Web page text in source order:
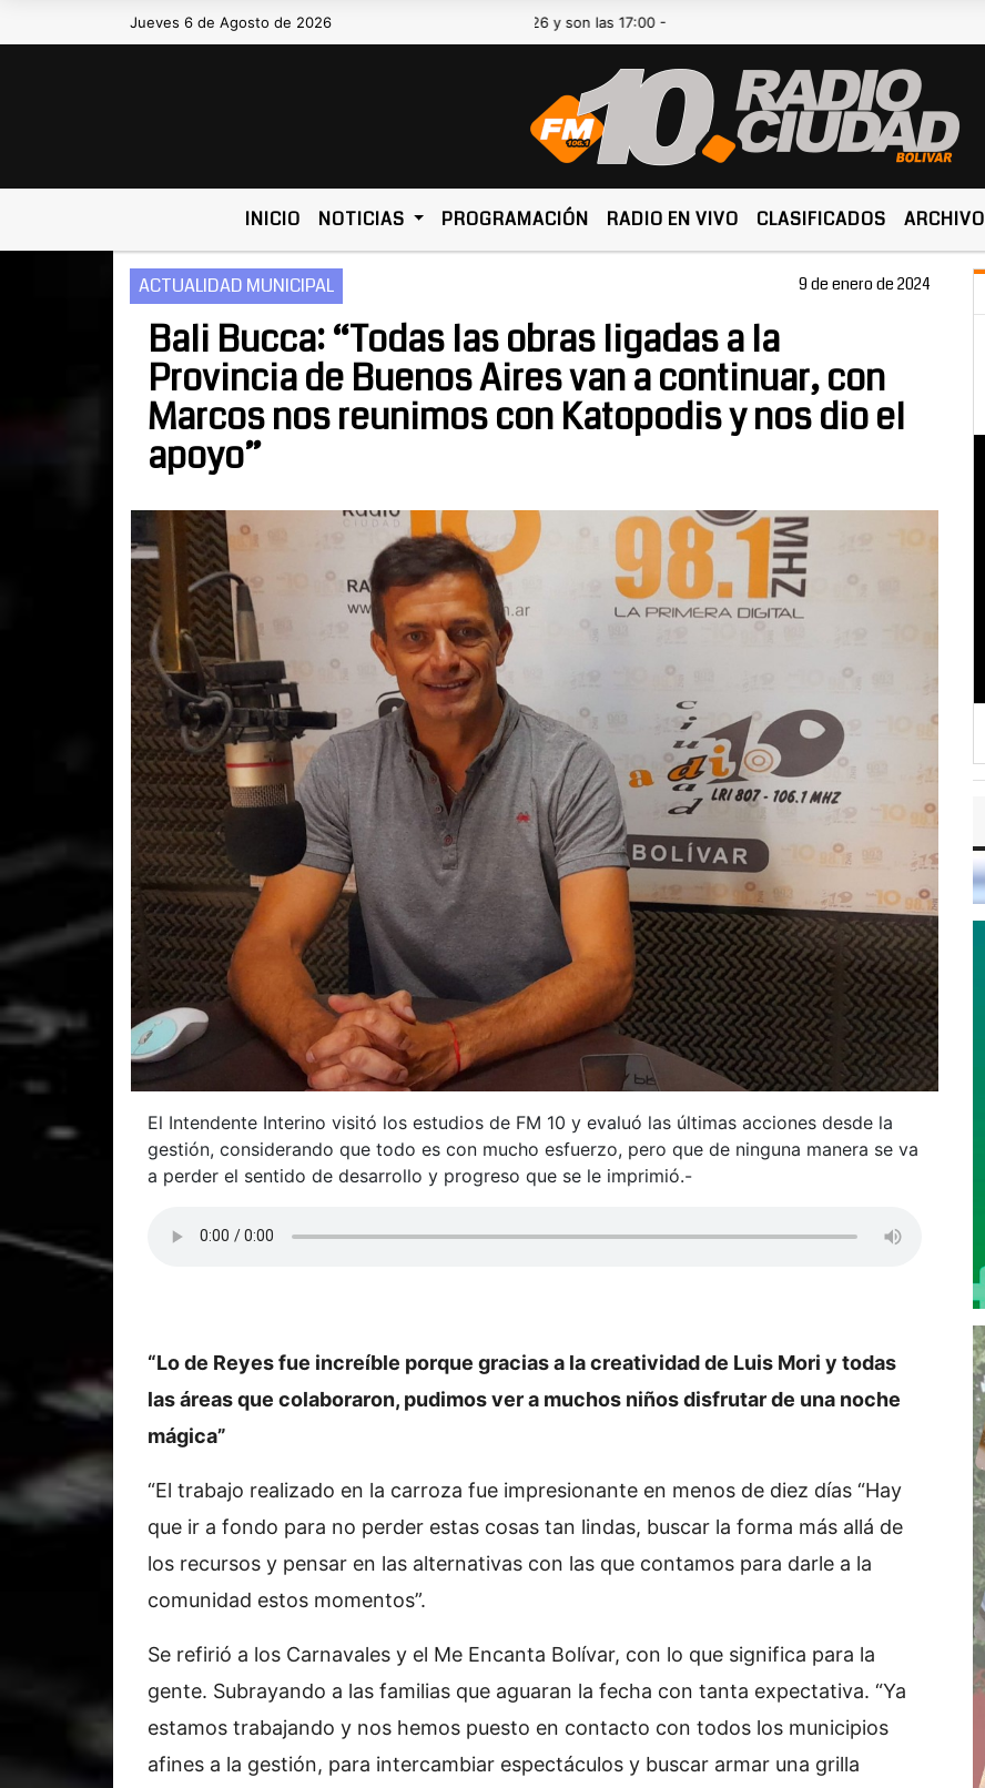
Jueves 6 de Agosto de 2026Hoy es Jueves 6 de Agosto de 2026 y son las 17:00 -
INICIO NOTICIAS PROGRAMACIÓN RADIO EN VIVO CLASIFICADOS ARCHIVO
ACTUALIDAD MUNICIPAL 9 de enero de 2024
Bali Bucca: “Todas las obras ligadas a la
Provincia de Buenos Aires van a continuar, con
Marcos nos reunimos con Katopodis y nos dio el
apoyo”
El Intendente Interino visitó los estudios de FM 10 y evaluó las últimas acciones desde la
gestión, considerando que todo es con mucho esfuerzo, pero que de ninguna manera se va
a perder el sentido de desarrollo y progreso que se le imprimió.-
“Lo de Reyes fue increíble porque gracias a la creatividad de Luis Mori y todas
las áreas que colaboraron, pudimos ver a muchos niños disfrutar de una noche
mágica”
“El trabajo realizado en la carroza fue impresionante en menos de diez días “Hay
que ir a fondo para no perder estas cosas tan lindas, buscar la forma más allá de
los recursos y pensar en las alternativas con las que contamos para darle a la
comunidad estos momentos”.
Se refirió a los Carnavales y el Me Encanta Bolívar, con lo que significa para la
gente. Subrayando a las familias que aguaran la fecha con tanta expectativa. “Ya
estamos trabajando y nos hemos puesto en contacto con todos los municipios
afines a la gestión, para intercambiar espectáculos y buscar armar una grilla